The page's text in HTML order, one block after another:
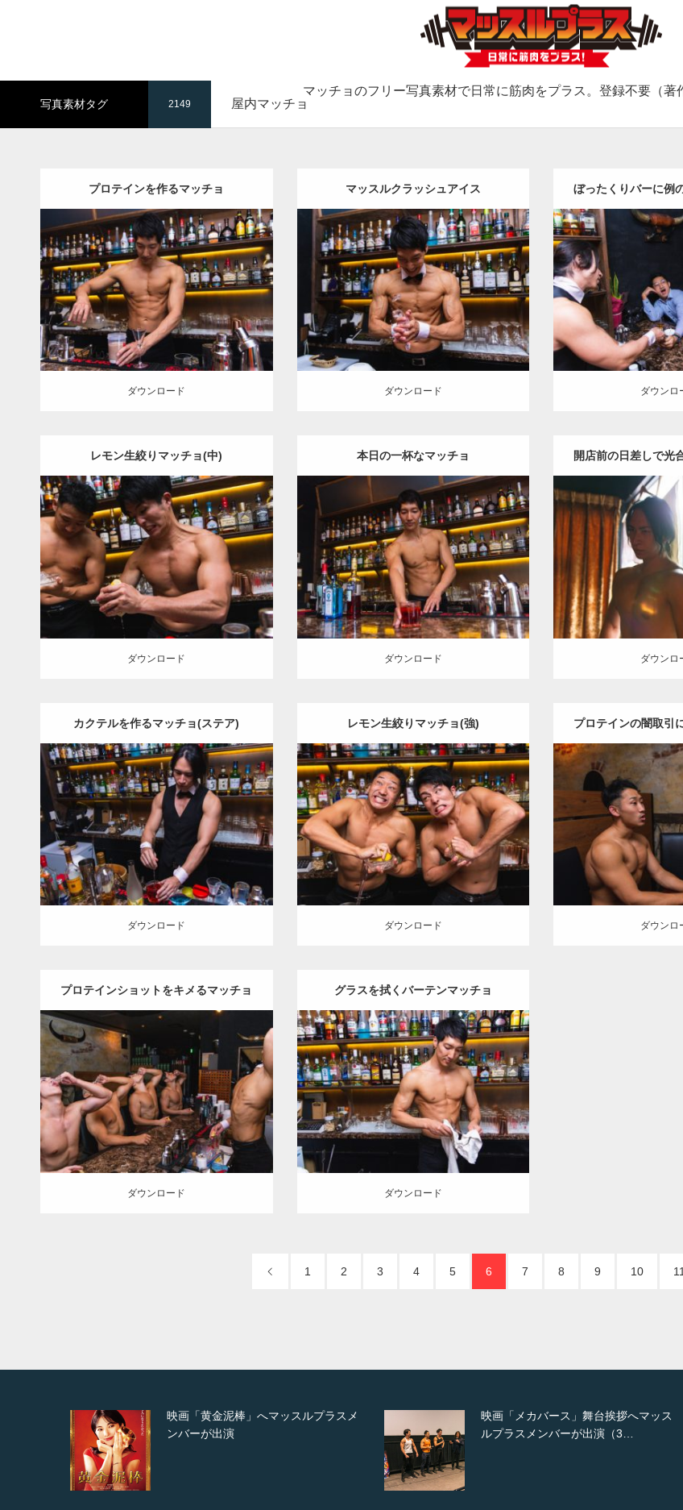
マッチョのフリー写真素材で日常に筋肉をプラス。登録不要（著
写真素材タグ 2149 屋内マッチョ
プロテインを作るマッチョ
Update:2021.07.6
Category:バーのマッチョ
ダウンロード
ダウンロード
マッスルクラッシュアイス
Update:2021.07.6
Category:バーのマッチョ オレンジの人
AKIHITO(細マッチョ) 大胸筋 上腕二頭
筋 肩 腹筋 血管
ダウンロード
ダウンロード
ぼったくりバーに例
さん現れて怯
Update:
Category:
SOSUKE
外資系
ダウンロード
ダウンロ
レモン生絞りマッチョ(中)
Update:2023.09.6
Category:バーのマッチョ オレンジの人
外資系筋肉
ダウンロード
ダウンロード
本日の一杯なマッチョ
Update:2021.07.8
Category:バーのマッチョ
ダウンロード
ダウンロード
開店前の日差しで光
Update:
Category:バー
ダウンロード
ダウンロ
カクテルを作るマッチョ(ステア)
Update:2021.07.1
Category:バーのマッチョ
ダウンロード
ダウンロード
レモン生絞りマッチョ(強)
Update:2023.09.6
Category:バーのマッチョ オレンジの人
外資系筋肉
ダウンロード
ダウンロード
プロテインの闇取引
るマッ
Update:
Category: バーのマ
大胸筋 肩 殴ら
ダウンロード
ダウンロ
プロテインショットをキメるマッチョ
Update:2021.07.6
Category:バーのマッチョ
ダウンロード
ダウンロード
グラスを拭くバーテンマッチョ
Update:2021.07.2
Category:バーのマッチョ
ダウンロード
ダウンロード
1 2 3 4 5 6 7 8 9 10 11
映画「メカバース」舞台挨拶へマッス
ルプラスメンバーが出演（3…
【TV】NHK BS「COOL JAPAN 」に
てマッスルプ…